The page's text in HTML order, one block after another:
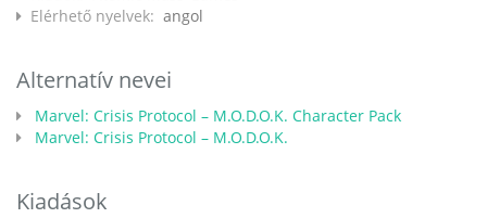
Elérhető nyelvek: angol
Alternatív nevei
Marvel: Crisis Protocol – M.O.D.O.K. Character Pack
Marvel: Crisis Protocol – M.O.D.O.K.
Kiadások